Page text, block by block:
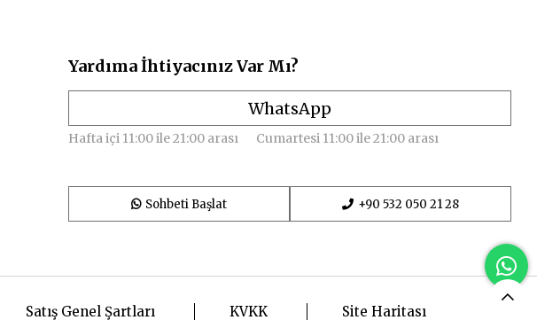
Yardıma İhtiyacınız Var Mı?
WhatsApp
Hafta içi 11:00 ile 21:00 arası Cumartesi 11:00 ile 21:00 arası
Sohbeti Başlat +90 532 050 21 28
Satış Genel Şartları KVKK Site Haritası